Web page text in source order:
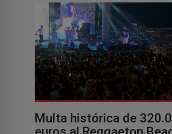
Multa histórica de